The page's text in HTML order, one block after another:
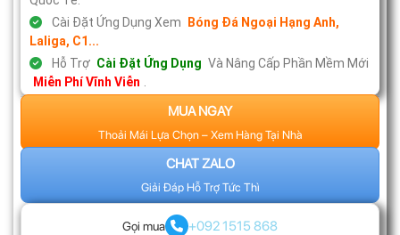
Cài Đặt Ứng Dụng Xem
Bóng Đá Ngoại Hạng Anh,
Laliga, C1...
Hỗ Trợ Cài Đặt Ứng Dụng Và Nâng Cấp Phần Mềm Mới
Miễn Phí Vĩnh Viễn
MUA NGAY
Thoải Mái Lựa Chọn – Xem Hàng Tại Nhà
CHAT ZALO
Giải Đáp Hỗ Trợ Tức Thì
Gọi mua +092 1515 868